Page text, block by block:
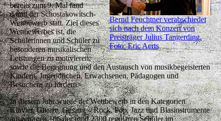
Bernd Feuchtner verabschiedet
sich nach dem Konzert von
Preisträger Julius Tangerding.
Foto: Eric Aerts
bereits zum 9. Mal fand
damit der Schostakowitsch-
Wettbewerb statt. Ziel dieses
Wettbewerbes ist, die
Schülerinnen und Schüler zu
besonderen musikalischen
Leistungen zu motivieren,
sowie die Begegnung und den Austausch von musikbegeisterten
Kindern, Jugendlichen, Erwachsenen, Pädagogen und
Besuchern zu fördern.
In diesem Jahr wurde der Wettbewerb in den Kategorien
Klavier, Gitarre, Gesang – Rock, Pop, Jazz und Blasinstrumente
ausgetragen.106 der rund 2300 regulären Schüler im